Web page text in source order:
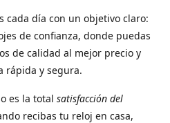
cada día con un objetivo claro:
de confianza, donde puedas
de calidad al mejor precio y
rápida y segura.
es la total satisfacción del
recibas tu reloj en casa,